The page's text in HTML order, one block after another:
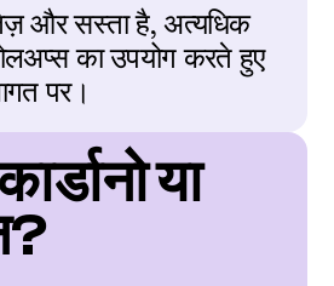
और सस्ता है, अत्यधिक
का उपयोग करते हुए
पर।
या